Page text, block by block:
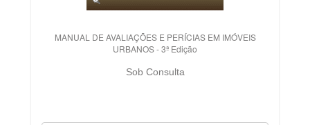
MANUAL DE AVALIAÇÕES E PERÍCIAS EM IMÓVEIS
URBANOS - 3ª Edição
Sob Consulta